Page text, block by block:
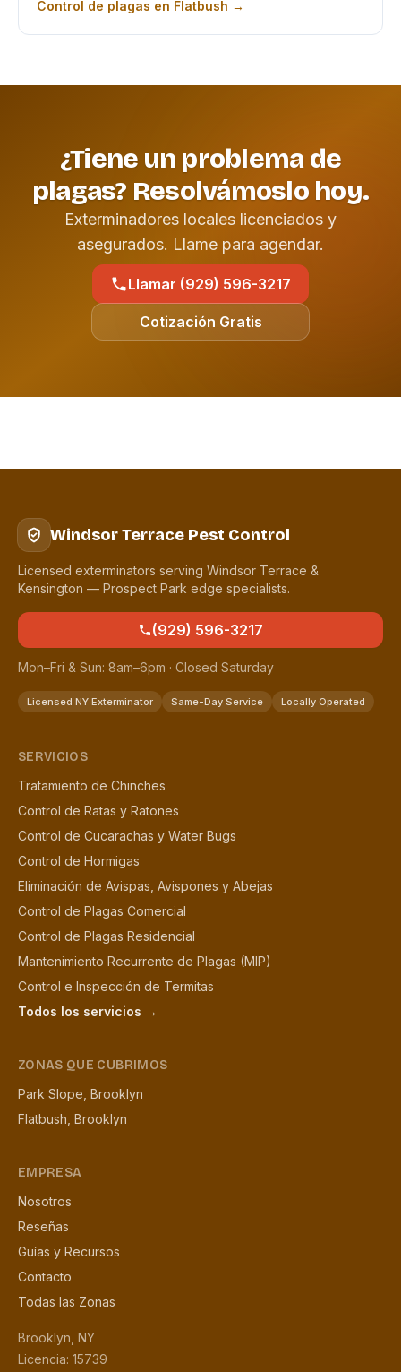
Control de plagas en Flatbush →
¿Tiene un problema de
plagas? Resolvámoslo hoy.
Exterminadores locales licenciados y
asegurados. Llame para agendar.
Llamar (929) 596-3217
Cotización Gratis
Windsor Terrace Pest Control
Licensed exterminators serving Windsor Terrace &
Kensington — Prospect Park edge specialists.
(929) 596-3217
Mon–Fri & Sun: 8am–6pm · Closed Saturday
Licensed NY Exterminator Same-Day Service Locally Operated
SERVICIOS
Tratamiento de Chinches
Control de Ratas y Ratones
Control de Cucarachas y Water Bugs
Control de Hormigas
Eliminación de Avispas, Avispones y Abejas
Control de Plagas Comercial
Control de Plagas Residencial
Mantenimiento Recurrente de Plagas (MIP)
Control e Inspección de Termitas
Todos los servicios →
ZONAS QUE CUBRIMOS
Park Slope, Brooklyn
Flatbush, Brooklyn
EMPRESA
Nosotros
Reseñas
Guías y Recursos
Contacto
Todas las Zonas
Brooklyn, NY
Licencia: 15739